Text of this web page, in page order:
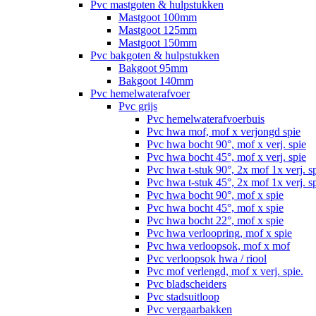
Pvc mastgoten & hulpstukken
Mastgoot 100mm
Mastgoot 125mm
Mastgoot 150mm
Pvc bakgoten & hulpstukken
Bakgoot 95mm
Bakgoot 140mm
Pvc hemelwaterafvoer
Pvc grijs
Pvc hemelwaterafvoerbuis
Pvc hwa mof, mof x verjongd spie
Pvc hwa bocht 90°, mof x verj. spie
Pvc hwa bocht 45°, mof x verj. spie
Pvc hwa t-stuk 90°, 2x mof 1x verj.
Pvc hwa t-stuk 45°, 2x mof 1x verj.
Pvc hwa bocht 90°, mof x spie
Pvc hwa bocht 45°, mof x spie
Pvc hwa bocht 22°, mof x spie
Pvc hwa verloopring, mof x spie
Pvc hwa verloopsok, mof x mof
Pvc verloopsok hwa / riool
Pvc mof verlengd, mof x verj. spie.
Pvc bladscheiders
Pvc stadsuitloop
Pvc vergaarbakken